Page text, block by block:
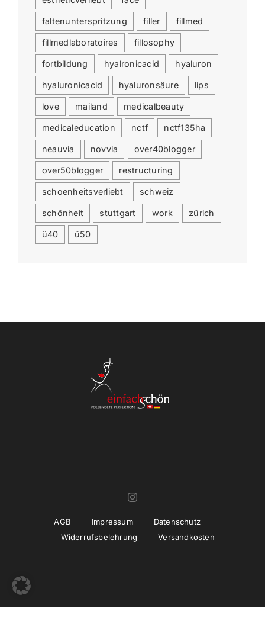
faltenunterspritzung filler fillmed
fillmedlaboratoires fillosophy
fortbildung hyalronicacid hyaluron
hyaluronicacid hyaluronsäure lips
love mailand medicalbeauty
medicaleducation nctf nctf135ha
neauvia novvia over40blogger
over50blogger restructuring
schoenheitsverliebt schweiz
schönheit stuttgart work zürich
ü40 ü50
AGB Impressum
Datenschutz
Widerrufsbelehrung
Versandkosten